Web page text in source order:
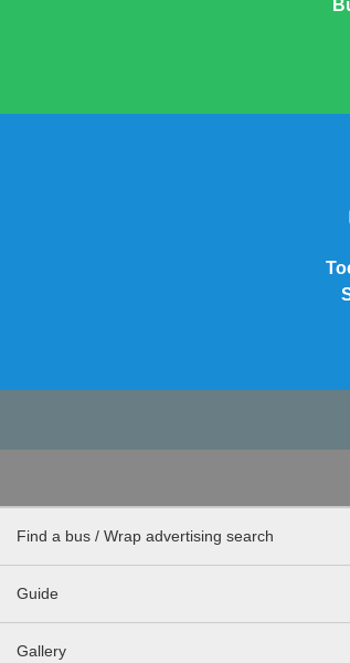
Find a bus / Wrap advertising search
Guide
Gallery